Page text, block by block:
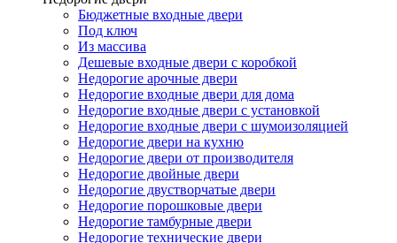
Бюджетные входные двери
Под ключ
Из массива
Дешевые входные двери с коробкой
Недорогие арочные двери
Недорогие входные двери для дома
Недорогие входные двери с установкой
Недорогие входные двери с шумоизоляцией
Недорогие двери на кухню
Недорогие двери от производителя
Недорогие двойные двери
Недорогие двустворчатые двери
Недорогие порошковые двери
Недорогие тамбурные двери
Недорогие технические двери